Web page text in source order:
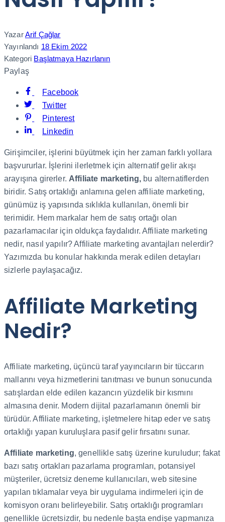
YazarArif Çağlar
Yayınlandı 18 Ekim 2022
Kategori Başlatmaya Hazırlanın
Paylaş
Facebook
Twitter
Pinterest
Linkedin
Girişimciler, işlerini büyütmek için her zaman farklı yollara
başvururlar. İşlerini ilerletmek için alternatif gelir akışı
arayışına girerler. Affiliate marketing, bu alternatiflerden
biridir. Satış ortaklığı anlamına gelen affiliate marketing,
günümüz iş yapısında sıklıkla kullanılan, önemli bir
terimidir. Hem markalar hem de satış ortağı olan
pazarlamacılar için oldukça faydalıdır. Affiliate marketing
nedir, nasıl yapılır? Affiliate marketing avantajları nelerdir?
Yazımızda bu konular hakkında merak edilen detayları
sizlerle paylaşacağız.
Affiliate Marketing
Nedir?
Affiliate marketing, üçüncü taraf yayıncıların bir tüccarın
mallarını veya hizmetlerini tanıtması ve bunun sonucunda
satışlardan elde edilen kazancın yüzdelik bir kısmını
almasına denir. Modern dijital pazarlamanın önemli bir
türüdür. Affiliate marketing, işletmelere hitap eder ve satış
ortaklığı yapan kuruluşlara pasif gelir fırsatını sunar.
Affiliate marketing, genellikle satış üzerine kuruludur; fakat
bazı satış ortakları pazarlama programları, potansiyel
müşteriler, ücretsiz deneme kullanıcıları, web sitesine
yapılan tıklamalar veya bir uygulama indirmeleri için de
komisyon oranı belirleyebilir. Satış ortaklığı programları
genellikle ücretsizdir, bu nedenle başta endişe yapmanıza